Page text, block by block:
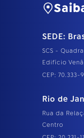
SEDE:
SCS -
Edifício
CEP: 70.333-
Rio de
Rua da
Centro